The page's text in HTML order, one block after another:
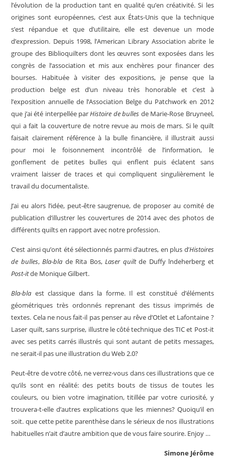
l’évolution de la produc­tion tant en qualité qu’en créativité. Si les
ori­gines sont européennes, c’est aux États-Unis que la technique
s’est répandue et que d’utilitaire, elle est devenue un mode
d’expression. Depuis 1998, l’American Library Association abrite le
groupe des Biblioquilters dont les œuvres sont exposées dans les
congrès de l’association et mis aux enchères pour financer des
bourses. Habituée à visiter des expositions, je pense que la
production belge est d’un niveau très honorable et c’est à
l’exposition annuelle de l’Association Belge du Patchwork en 2012
que j’ai été interpellée parHistoire de bulles de Marie-Rose Bruyneel,
qui a fait la couverture de notre revue au mois de mars. Si le quilt
faisait clairement référence à la bulle financière, il illustrait aussi
pour moi le foisonnement incontrôlé de l’information, le
gonflement de petites bulles qui enflent puis éclatent sans
vraiment laisser de traces et qui compliquent singulièrement le
travail du documentaliste.
J’ai eu alors l’idée, peut-être saugrenue, de proposer au comité de
publication d’illustrer les couvertures de 2014 avec des photos de
différents quilts en rapport avec notre profession.
C’est ainsi qu’ont été sélectionnés parmi d’autres, en plus d’Histoires
de bulles,Bla-bla de Rita Bos,Laser quiltde Duffy lndeherberg et
Post-itde Monique Gilbert.
Bla-bla est classique dans la forme. Il est constitué d’éléments
géométriques très ordonnés reprenant des tissus imprimés de
textes. Cela ne nous fait-il pas penser au rêve d’Otlet et Lafontaine ?
Laser quilt, sans surprise, illustre le côté technique des TIC et Post-it
avec ses petits carrés illustrés qui sont autant de petits messages,
ne serait-il pas une illustration du Web 2.0?
Peut-être de votre côté, ne verrez-vous dans ces illustrations que ce
qu’ils sont en réalité: des petits bouts de tissus de toutes les
couleurs, ou bien votre imagination, titillée par votre curiosité, y
trouvera-t-elle d’autres explications que les miennes? Quoiqu’il en
soit. que cette petite parenthèse dans le sérieux de nos illustrations
habituelles n’ait d’autre ambition que de vous faire sourire. Enjoy …
Simone Jérôme